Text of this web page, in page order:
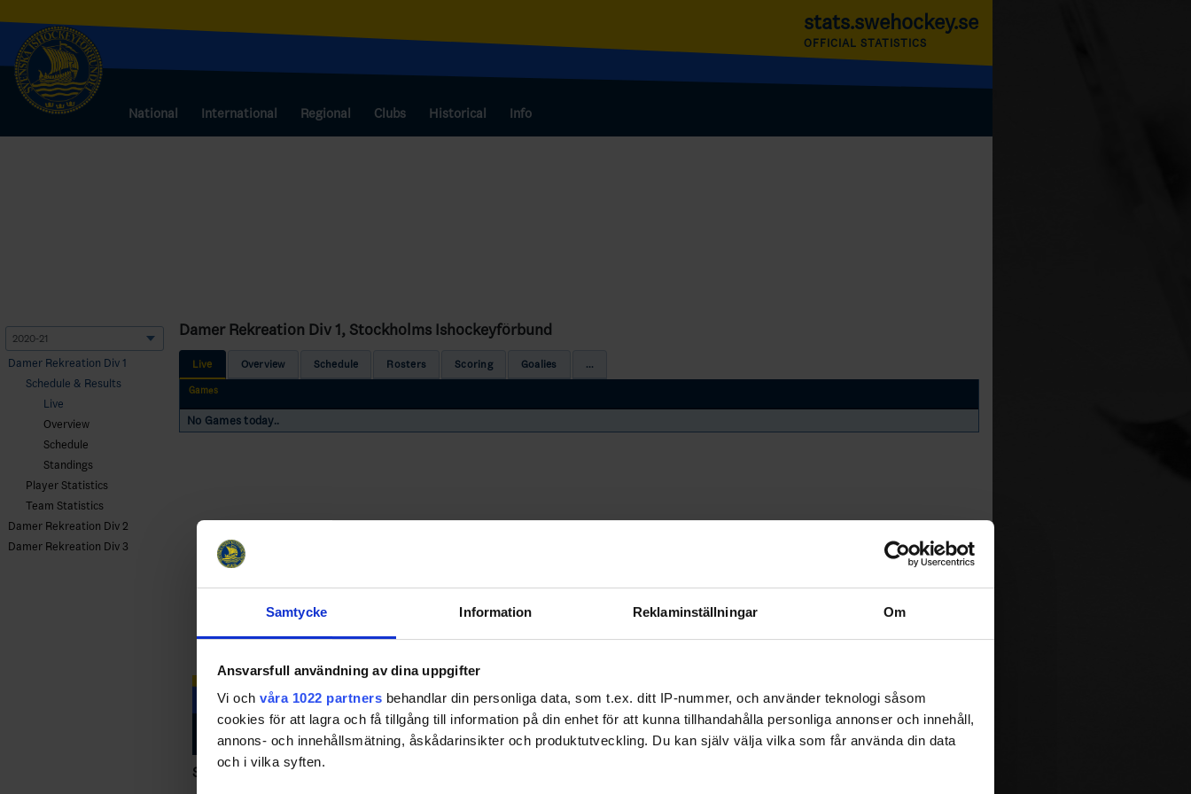
Samtycke Information Reklaminställningar Om
Ansvarsfull användning av dina uppgifter
Vi och våra 1022 partners behandlar din personliga data, som t.ex. ditt IP-nummer, och använder teknologi såsom
cookies för att lagra och få tillgång till information på din enhet för att kunna tillhandahålla personliga annonser och innehåll,
annons- och innehållsmätning, åskådarinsikter och produktutveckling. Du kan själv välja vilka som får använda din data
och i vilka syften.
National International Regional Clubs Historical Info
stats.swehockey.se
OFFICIAL STATISTICS
Damer Rekreation Div 1
Schedule & Results
Live
Overview
Schedule
Standings
Player Statistics
Team Statistics
Damer Rekreation Div 2
Damer Rekreation Div 3
Damer Rekreation Div 1, Stockholms Ishockeyförbund
Live Overview Schedule Rosters Scoring Goalies ...
Games
No Games today..
Swehockey – Svenska Ishockeyförbundets officiella app